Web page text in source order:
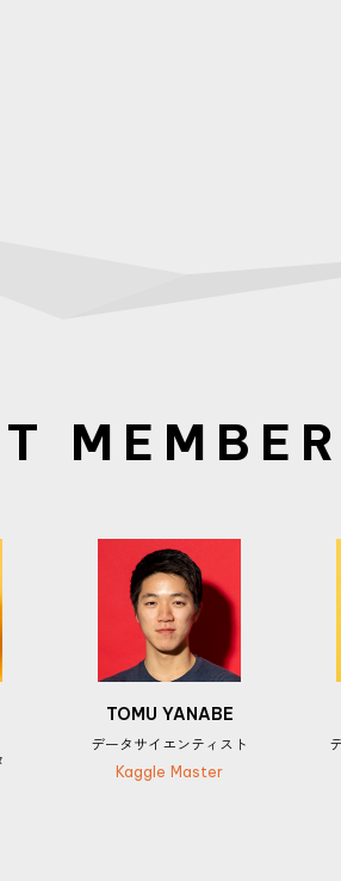
MEMBER
TOMU YANABE
データサイエンティスト
Kaggle Master